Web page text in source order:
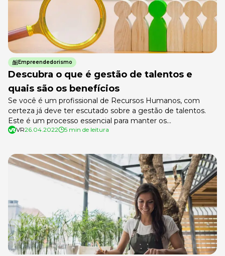
Empreendedorismo
Descubra o que é gestão de talentos e
quais são os benefícios
Se você é um profissional de Recursos Humanos, com
certeza já deve ter escutado sobre a gestão de talentos.
Este é um processo essencial para manter os
colaboradores engajados e incentivados, fortalecendo o
adentrarmos neste tipo de gestão, é […]
VR26.04.2022 5 min de leitura